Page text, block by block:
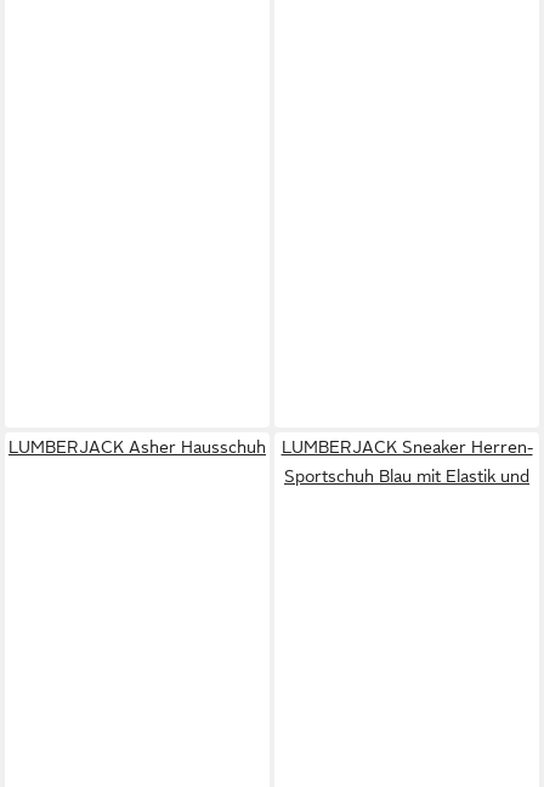
LUMBERJACK Asher Hausschuh
LUMBERJACK Sneaker Herren-
Sportschuh Blau mit Elastik und